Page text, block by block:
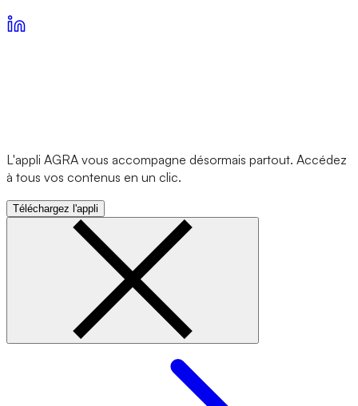
L'appli AGRA vous accompagne désormais partout. Accédez
à tous vos contenus en un clic.
Téléchargez l'appli